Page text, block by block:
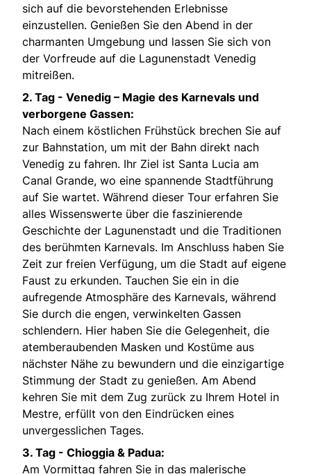
sich auf die bevorstehenden Erlebnisse
einzustellen. Genießen Sie den Abend in der
charmanten Umgebung und lassen Sie sich von
der Vorfreude auf die Lagunenstadt Venedig
mitreißen.
2. Tag - Venedig – Magie des Karnevals und
verborgene Gassen:
Nach einem köstlichen Frühstück brechen Sie auf
zur Bahnstation, um mit der Bahn direkt nach
Venedig zu fahren. Ihr Ziel ist Santa Lucia am
Canal Grande, wo eine spannende Stadtführung
auf Sie wartet. Während dieser Tour erfahren Sie
alles Wissenswerte über die faszinierende
Geschichte der Lagunenstadt und die Traditionen
des berühmten Karnevals. Im Anschluss haben Sie
Zeit zur freien Verfügung, um die Stadt auf eigene
Faust zu erkunden. Tauchen Sie ein in die
aufregende Atmosphäre des Karnevals, während
Sie durch die engen, verwinkelten Gassen
schlendern. Hier haben Sie die Gelegenheit, die
atemberaubenden Masken und Kostüme aus
nächster Nähe zu bewundern und die einzigartige
Stimmung der Stadt zu genießen. Am Abend
kehren Sie mit dem Zug zurück zu Ihrem Hotel in
Mestre, erfüllt von den Eindrücken eines
unvergesslichen Tages.
3. Tag - Chioggia & Padua:
Am Vormittag fahren Sie in das malerische